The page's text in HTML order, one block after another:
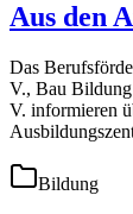
Aus den
Das
V., Bau Bildung
V. informieren
Bildung